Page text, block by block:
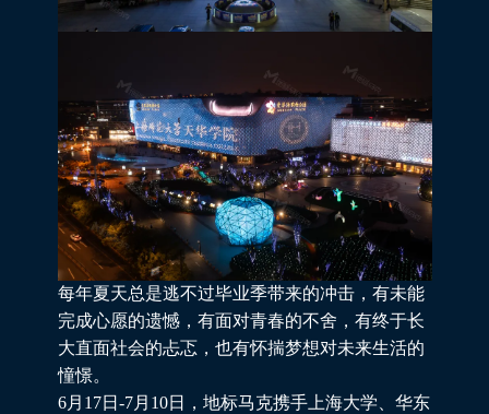
每年夏天总是逃不过毕业季带来的冲击，有未能
完成心愿的遗憾，有面对青春的不舍，有终于长
大直面社会的忐忑，也有怀揣梦想对未来生活的
憧憬。
6月17日-7月10日，地标马克携手上海大学、华东